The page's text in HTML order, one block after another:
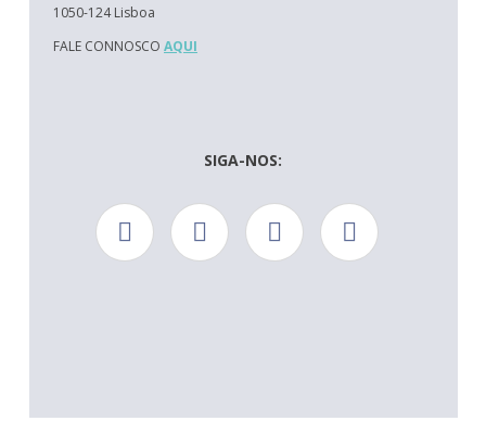
1050-124 Lisboa
FALE CONNOSCO AQUI
SIGA-NOS: